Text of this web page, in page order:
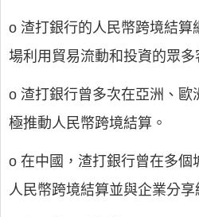
o 渣打銀行的人民幣跨境結算
場利用貿易流動和投資的眾多
o 渣打銀行曾多次在亞洲、歐
極推動人民幣跨境結算。
o 在中國，渣打銀行曾在多個
人民幣跨境結算並與企業分享